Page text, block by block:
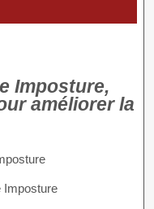
Imposture,
améliorer la
Imposture